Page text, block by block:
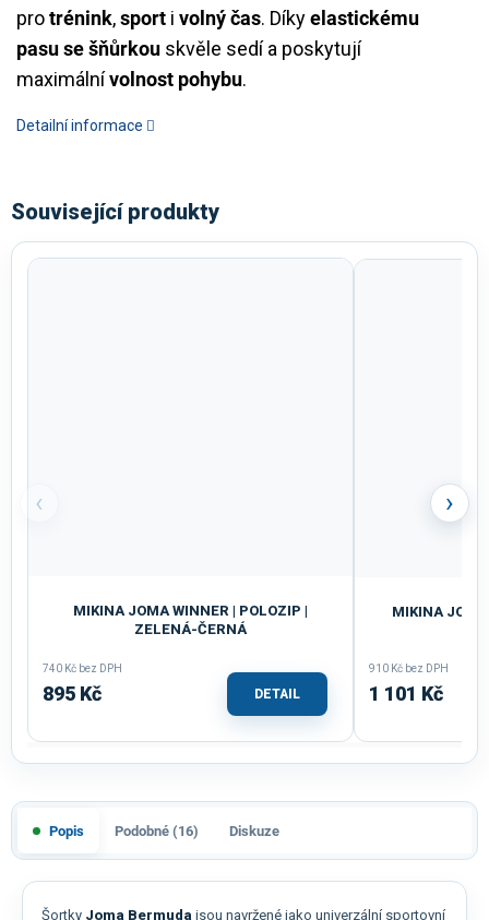
protrénink,sport i volný čas. Díkyelastickému
pasu se šňůrkou skvěle sedí a poskytují
maximálnívolnost pohybu.
Detailní informace
Související produkty
‹
MIKINA JOMA WINNER | POLOZIP |
ZELENÁ-ČERNÁ
740 Kč bez DPH
895 Kč DETAIL
MIKINA JOMA
910 Kč bez DPH
1 101 Kč
›
Popis Podobné (16) Diskuze
Šortky Joma Bermuda jsou navržené jako univerzální sportovní